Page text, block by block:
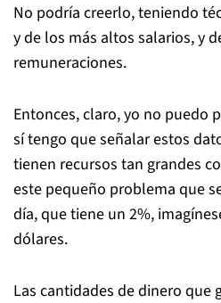
No podría creerlo, teniendo
y de los más altos salarios, y
remuneraciones.
Entonces, claro, yo no puedo
sí tengo que señalar estos
tienen recursos tan grandes
este pequeño problema que
día, que tiene un 2%,
dólares.
Las cantidades de dinero que